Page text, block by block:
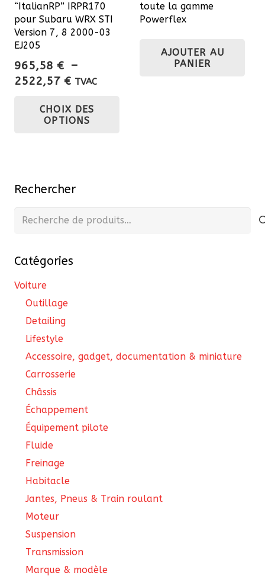
page
“ItalianRP” IRPR170
pour Subaru WRX STI
Version 7, 8 2000-03
EJ205
965,58 € –
2522,57 €Plage
prix :
965,58 €
TVAC
CHOIX DES
OPTIONS
toute la gamme
Powerflex
AJOUTER AU
PANIER
Rechercher
Recherche
Catégories
Voiture
Outillage
Detailing
Lifestyle
Accessoire, gadget, documentation & miniature
Carrosserie
Châssis
Échappement
Équipement pilote
Fluide
Freinage
Habitacle
Jantes, Pneus & Train roulant
Moteur
Suspension
Transmission
Marque & modèle